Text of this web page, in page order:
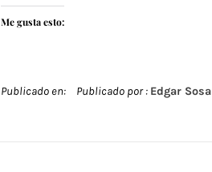
Me gusta esto:
Publicado en: Publicado por : Edgar